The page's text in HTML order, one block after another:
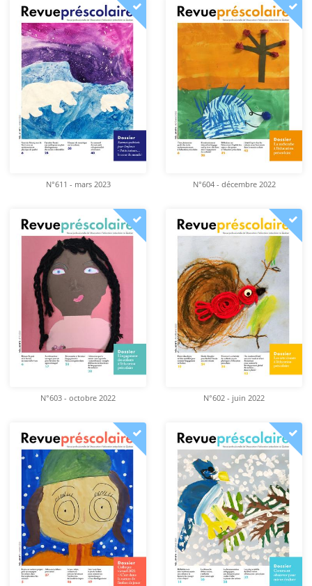
N°611 - mars 2023 N°604 - décembre 2022
N°603 - octobre 2022 N°602 - juin 2022